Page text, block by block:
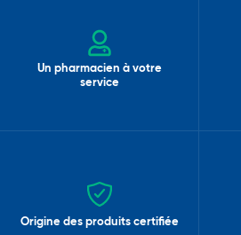
Un pharmacien à votre
service
Origine des produits certifiée